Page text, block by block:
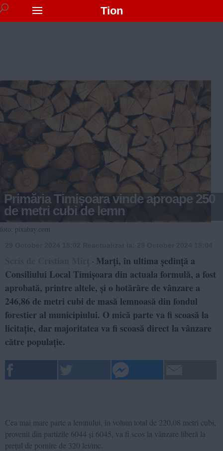
Tion
Primăria Timișoara vinde aproape 250
de metri cubi de lemn
foto: pixabay.com
- Marți, în ultima ședință a
Consiliului Local Timișoara din actuala formulă, a fost
aprobată, printre altele, și o hotărâre de vânzare a
246,86 de metri cubi de masă lemnoasă din fondul
forestier al municipiului. O mică parte va fi scoasă la
licitație, dar majoritatea va fi scoasă direct la vânzare
către populație.
Cea mai mare parte a lemnului, în volum total de 220,08 metri cubi,
provenit din partizile 6044 și 6045, va fi scos la vânzare liberă la
prețul de pornire de 320 lei/mc.